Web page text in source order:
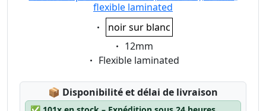
flexible laminated
Eigenschaft:
noir sur blanc
Eigenschaft:
12mm
Eigenschaft:
Flexible laminated
📦 Lagerstatus:
Disponibilité et délai de livraison